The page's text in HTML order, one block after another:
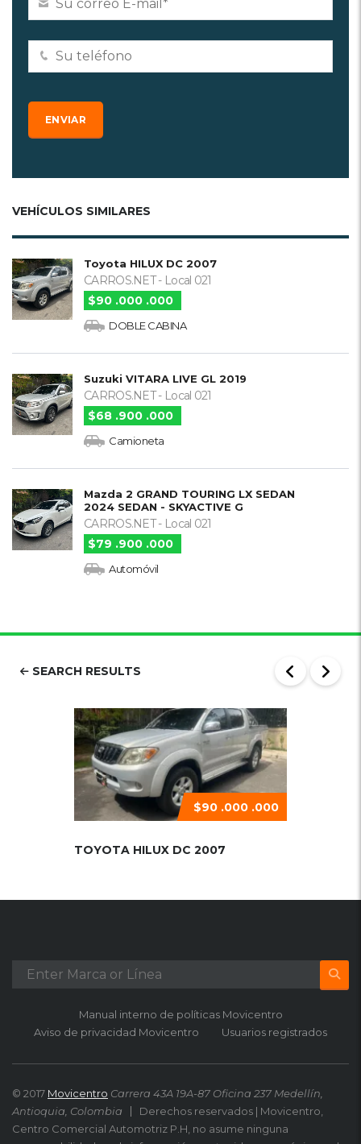
VEHÍCULOS SIMILARES
Toyota HILUX DC 2007
CARROS.NET - Local 021
$90 .000 .000
DOBLE CABINA
Suzuki VITARA LIVE GL 2019
CARROS.NET - Local 021
$68 .900 .000
Camioneta
Mazda 2 GRAND TOURING LX SEDAN
2024 SEDAN - SKYACTIVE G
CARROS.NET - Local 021
$79 .900 .000
Automóvil
SEARCH RESULTS
$90 .000 .000
TOYOTA HILUX DC 2007
Manual interno de políticas Movicentro
Aviso de privacidad Movicentro
Usuarios registrados
© 2017 Movicentro Carrera 43A 19A-87 Oficina 237 Medellín,
Antioquia, Colombia
Derechos reservados | Movicentro,
Centro Comercial Automotriz P.H, no asume ninguna